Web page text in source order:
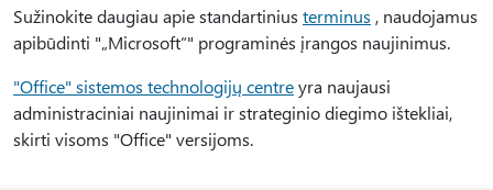
Sužinokite daugiau apie standartinius terminus , naudojamus
apibūdinti "„Microsoft“" programinės įrangos naujinimus.
"Office" sistemos technologijų centreyra naujausi
administraciniai naujinimai ir strateginio diegimo ištekliai,
skirti visoms "Office" versijoms.